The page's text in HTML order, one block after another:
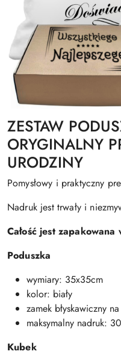
ZESTAW
ORYGINALNY
URODZINY
Pomysłowy i praktyczny
Nadruk jest trwały i
Całość jest
Poduszka
wymiary: 35x35cm
kolor: biały
zamek błyskawiczny
maksymalny nadruk:
Kubek